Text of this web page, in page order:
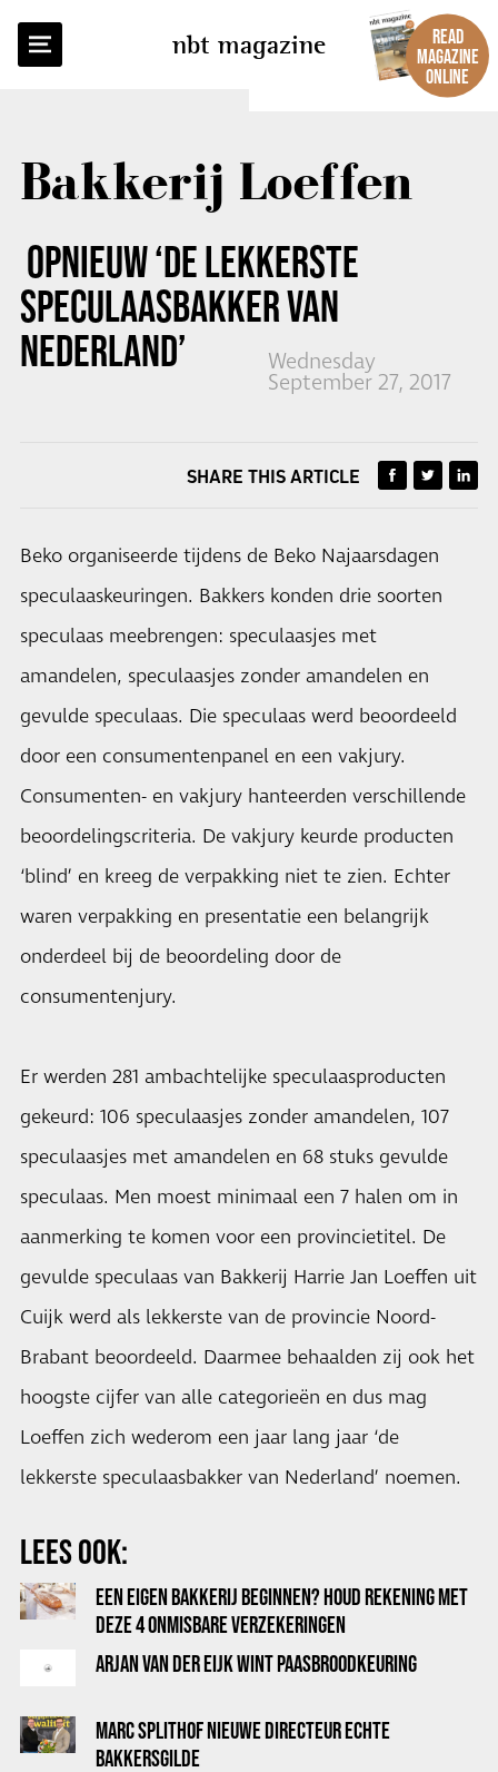
nbt magazine
READ
MAGAZINE
ONLINE
Bakkerij Loeffen
OPNIEUW ‘DE LEKKERSTE
SPECULAASBAKKER VAN
NEDERLAND’
Wednesday
September 27, 2017
BACK TO OVERVIEW
SHARE THIS ARTICLE
Beko organiseerde tijdens de Beko Najaarsdagen
speculaaskeuringen. Bakkers konden drie soorten
speculaas meebrengen: speculaasjes met
amandelen, speculaasjes zonder amandelen en
gevulde speculaas. Die speculaas werd beoordeeld
door een consumentenpanel en een vakjury.
Consumenten- en vakjury hanteerden verschillende
beoordelingscriteria. De vakjury keurde producten
‘blind’ en kreeg de verpakking niet te zien. Echter
waren verpakking en presentatie een belangrijk
onderdeel bij de beoordeling door de
consumentenjury.
Er werden 281 ambachtelijke speculaasproducten
gekeurd: 106 speculaasjes zonder amandelen, 107
speculaasjes met amandelen en 68 stuks gevulde
speculaas. Men moest minimaal een 7 halen om in
aanmerking te komen voor een provincietitel. De
gevulde speculaas van Bakkerij Harrie Jan Loeffen uit
Cuijk werd als lekkerste van de provincie Noord-
Brabant beoordeeld. Daarmee behaalden zij ook het
hoogste cijfer van alle categorieën en dus mag
Loeffen zich wederom een jaar lang jaar ‘de
lekkerste speculaasbakker van Nederland’ noemen.
LEES OOK:
EEN EIGEN BAKKERIJ BEGINNEN? HOUD REKENING MET
DEZE 4 ONMISBARE VERZEKERINGEN
ARJAN VAN DER EIJK WINT PAASBROODKEURING
MARC SPLITHOF NIEUWE DIRECTEUR ECHTE
BAKKERSGILDE